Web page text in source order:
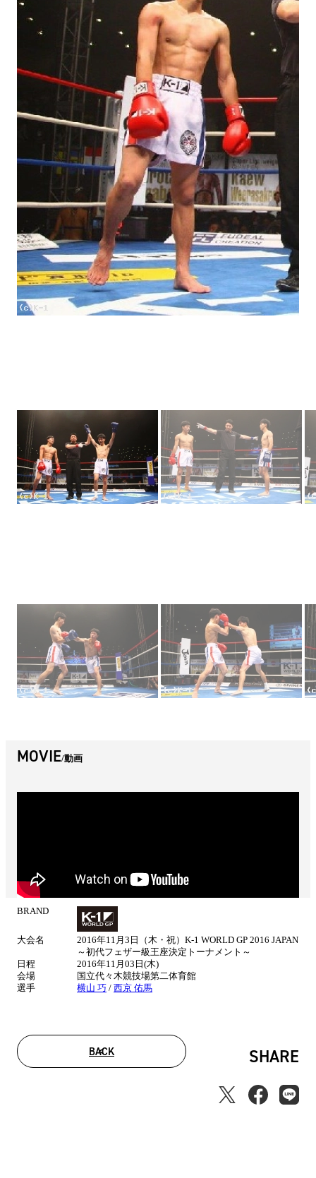
MOVIE 動画
BRAND
大会名
2016年11月3日（木・祝）K-1 WORLD GP 2016 JAPAN
～初代フェザー級王座決定トーナメント～
日程
2016年11月03日(木)
会場
国立代々木競技場第二体育館
選手
横山 巧 / 西京 佑馬
BACK SHARE